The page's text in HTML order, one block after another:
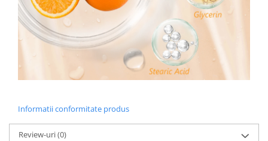
Informatii conformitate produs
Review-uri(0)